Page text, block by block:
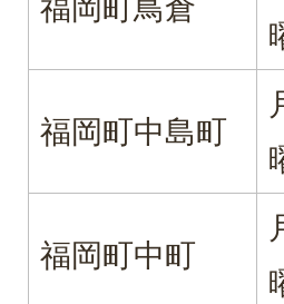
福岡町鳥倉
福岡町中島町
福岡町中町